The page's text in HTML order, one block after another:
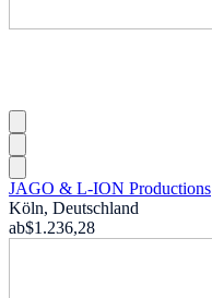
JAGO & L-ION Productions
Köln, Deutschland
ab$1.236,28